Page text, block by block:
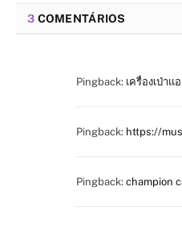
3 COMENTÁRIOS
Pingback: เครื่องเป่าแ
Pingback: https://
Pingback: champion